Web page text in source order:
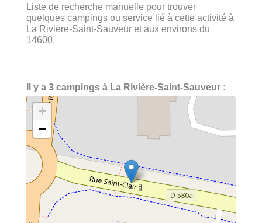
Liste de recherche manuelle pour trouver
quelques campings ou service lié à cette activité à
La Rivière-Saint-Sauveur et aux environs du
14600.
Il y a 3 campings à La Rivière-Saint-Sauveur :
+
−